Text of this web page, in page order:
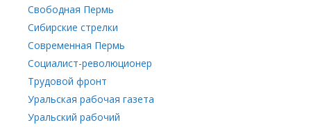
Свободная Пермь
Сибирские стрелки
Современная Пермь
Социалист-революционер
Трудовой фронт
Уральская рабочая газета
Уральский рабочий